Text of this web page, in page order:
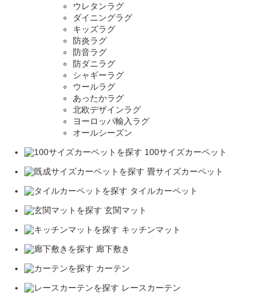
ウレタンラグ
ダイニングラグ
キッズラグ
防炎ラグ
防音ラグ
防ダニラグ
シャギーラグ
ウールラグ
あったかラグ
北欧デザインラグ
ヨーロッパ輸入ラグ
オールシーズン
100サイズカーペット
畳サイズカーペット
タイルカーペット
玄関マット
キッチンマット
廊下敷き
カーテン
レースカーテン